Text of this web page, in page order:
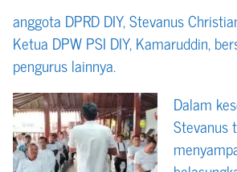
anggota DPRD DIY, Stevanus
Ketua DPW PSI DIY, Kamaruddin,
pengurus lainnya.
Dalam
Stevanus